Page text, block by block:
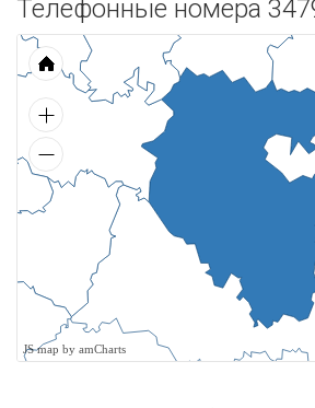
Телефонные номера
JS map by amCharts